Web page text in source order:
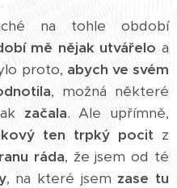
na tohle období
mě nějak utvářelo a
proto, abych ve svém
, možná některé
začala. Ale upřímně,
ten trpký pocit z
ráda, že jsem od té
, na které jsem zase tu